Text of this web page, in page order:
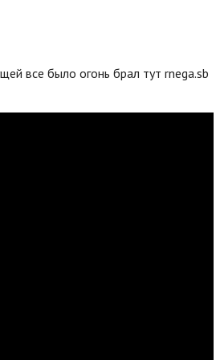
все было огонь брал тут rnega.sb